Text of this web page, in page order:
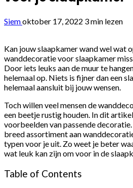
Siemoktober 17, 2022 3 min lezen
Kan jouw slaapkamer wand wel wat
wanddecoratie voor slaapkamer
Door iets leuks aan de muur te
helemaal op. Niets is fijner dan een
helemaal aansluit bij jouw wensen.
Toch willen veel mensen de
een beetje rustig houden. In dit
voorbeelden van passende
breed assortiment aan
typen voor je uit. Zo weet je beter
wat leuk kan zijn om voor in de
Table of Contents